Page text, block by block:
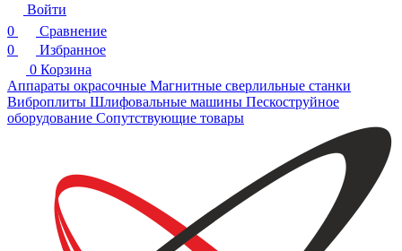
Войти
0
Сравнение
0
Избранное
0 Корзина
Аппараты окрасочные Магнитные сверлильные станки
Виброплиты Шлифовальные машины Пескоструйное
оборудование Сопутствующие товары